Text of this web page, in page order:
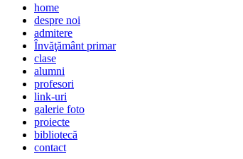
home
despre noi
admitere
Învăţământ primar
clase
alumni
profesori
link-uri
galerie foto
proiecte
bibliotecă
contact